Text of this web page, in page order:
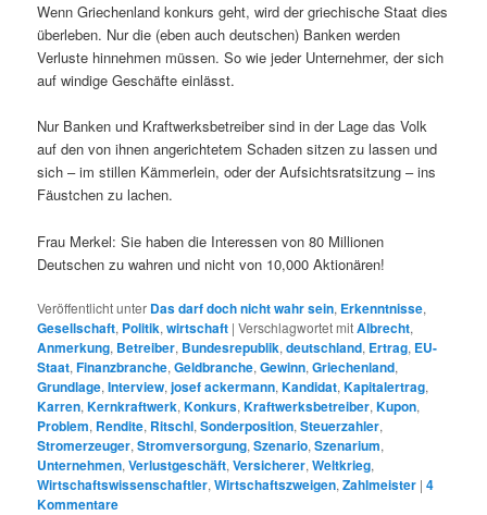
Wenn Griechenland konkurs geht, wird der griechische Staat dies
überleben. Nur die (eben auch deutschen) Banken werden
Verluste hinnehmen müssen. So wie jeder Unternehmer, der sich
auf windige Geschäfte einlässt.
Nur Banken und Kraftwerksbetreiber sind in der Lage das Volk
auf den von ihnen angerichtetem Schaden sitzen zu lassen und
sich – im stillen Kämmerlein, oder der Aufsichtsratsitzung – ins
Fäustchen zu lachen.
Frau Merkel: Sie haben die Interessen von 80 Millionen
Deutschen zu wahren und nicht von 10,000 Aktionären!
Veröffentlicht unter Das darf doch nicht wahr sein, Erkenntnisse,
Gesellschaft, Politik,wirtschaft |Verschlagwortet mitAlbrecht,
Anmerkung, Betreiber, Bundesrepublik,deutschland, Ertrag, EU-
Staat,Finanzbranche,Geldbranche,Gewinn,Griechenland,
Grundlage,Interview,josef ackermann,Kandidat,Kapitalertrag,
Karren,Kernkraftwerk,Konkurs,Kraftwerksbetreiber,Kupon,
Problem, Rendite, Ritschl,Sonderposition,Steuerzahler,
Stromerzeuger,Stromversorgung,Szenario,Szenarium,
Unternehmen,Verlustgeschäft,Versicherer,Weltkrieg,
Wirtschaftswissenschaftler,Wirtschaftszweigen,Zahlmeister |4
Kommentare